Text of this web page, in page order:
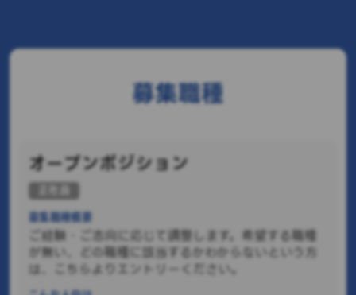
募集職種
オープンポジション
募集職種概要
ご経験・ご志向に応じて調整します。希望する職種
が無い、どの職種に該当するかわからないという方
は、こちらよりエントリーください。